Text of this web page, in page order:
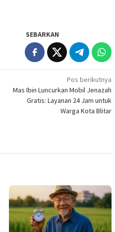
SEBARKAN
Pos berikutnya
Mas Ibin Luncurkan Mobil Jenazah
Gratis: Layanan 24 Jam untuk
Warga Kota Blitar